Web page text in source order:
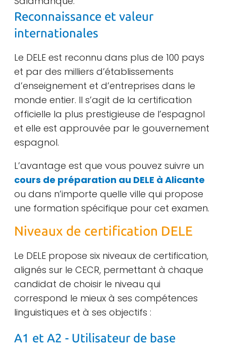
Reconnaissance et valeur
internationales
Le DELE est reconnu dans plus de 100 pays
et par des milliers d’établissements
d’enseignement et d’entreprises dans le
monde entier. Il s’agit de la certification
officielle la plus prestigieuse de l’espagnol
et elle est approuvée par le gouvernement
espagnol.
L’avantage est que vous pouvez suivre un
cours de préparation au DELE à Alicante
ou dans n’importe quelle ville qui propose
une formation spécifique pour cet examen.
Niveaux de certification DELE
Le DELE propose six niveaux de certification,
alignés sur le CECR, permettant à chaque
candidat de choisir le niveau qui
correspond le mieux à ses compétences
linguistiques et à ses objectifs :
A1 et A2 - Utilisateur de base